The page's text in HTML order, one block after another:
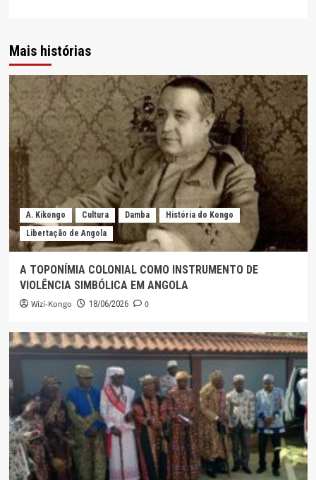
Mais histórias
A. Kikongo Cultura Damba
História do Kongo
Libertação de Angola
A TOPONÍMIA COLONIAL COMO INSTRUMENTO DE
VIOLÊNCIA SIMBÓLICA EM ANGOLA
Wizi-Kongo 18/06/2026 0